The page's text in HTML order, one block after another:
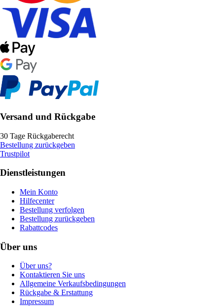
Versand und Rückgabe
30 Tage Rückgaberecht
Bestellung zurückgeben
Trustpilot
Dienstleistungen
Mein Konto
Hilfecenter
Bestellung verfolgen
Bestellung zurückgeben
Rabattcodes
Über uns
Über uns?
Kontaktieren Sie uns
Allgemeine Verkaufsbedingungen
Rückgabe & Erstattung
Impressum